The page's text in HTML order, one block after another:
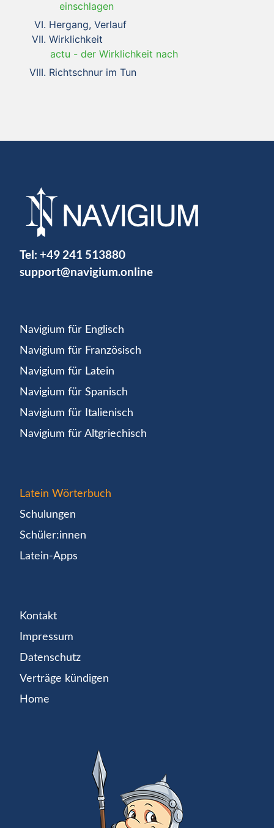
einschlagen
Hergang, Verlauf
Wirklichkeit
actu - der Wirklichkeit nach
Richtschnur im Tun
Tel: +49 241 513880
support@navigium.online
Navigium für Englisch
Navigium für Französisch
Navigium für Latein
Navigium für Spanisch
Navigium für Italienisch
Navigium für Altgriechisch
Latein Wörterbuch
Schulungen
Schüler:innen
Latein-Apps
Kontakt
Impressum
Datenschutz
Verträge kündigen
Home